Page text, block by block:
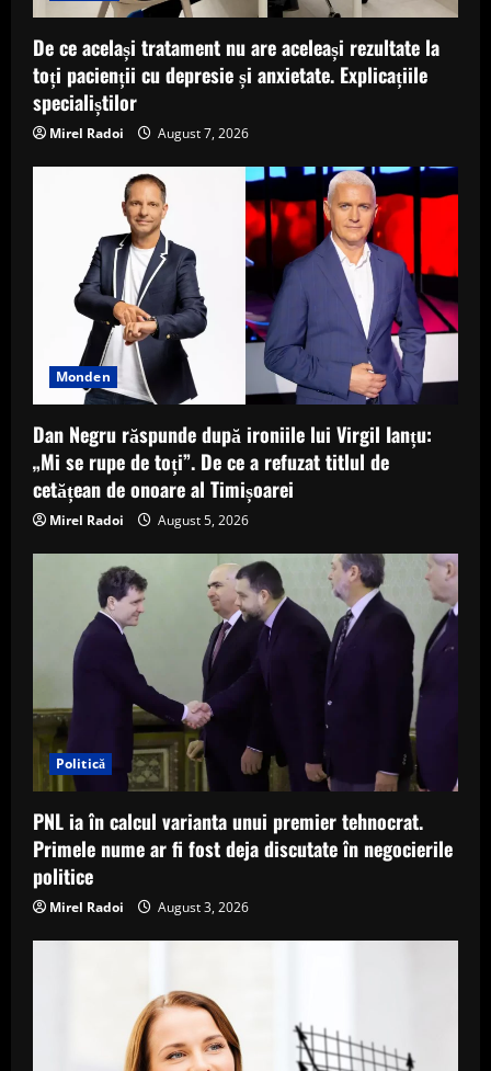
De ce același tratament nu are aceleași rezultate la
toți pacienții cu depresie și anxietate. Explicațiile
specialiștilor
Mirel Radoi August 7, 2026
Monden
Dan Negru răspunde după ironiile lui Virgil Ianțu:
„Mi se rupe de toți”. De ce a refuzat titlul de
cetățean de onoare al Timișoarei
Mirel Radoi August 5, 2026
Politică
PNL ia în calcul varianta unui premier tehnocrat.
Primele nume ar fi fost deja discutate în negocierile
politice
Mirel Radoi August 3, 2026